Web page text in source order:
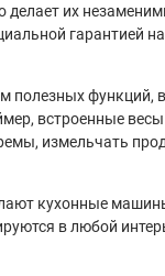
делает их
гарантией
функций,
встроенные
измельчать
кухонные
в любой